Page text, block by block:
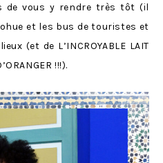
de vous y rendre très tôt (il
et les bus de touristes et
(et de L’INCROYABLE LAIT
!!!).